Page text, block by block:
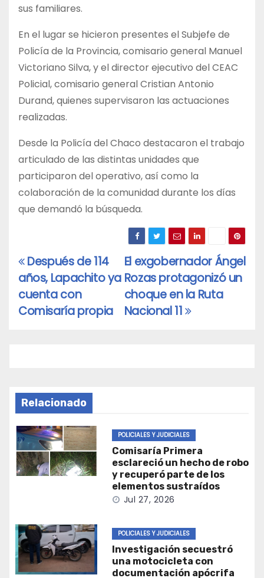
sus familiares.
En el lugar se hicieron presentes el Subjefe de
Policía de la Provincia, comisario general Manuel
Victoriano Silva, y el director ejecutivo del CEAC
Policial, comisario general Cristian Antonio
Durand, quienes supervisaron las actuaciones
realizadas.
Desde la Policía del Chaco destacaron el trabajo
articulado de las distintas unidades que
participaron del operativo, así como la
colaboración de la comunidad durante los días
que demandó la búsqueda.
Navegación
de
entradas
El exgobernador Ángel
Rozas protagonizó un
choque en la Ruta
Nacional 11
Después de 114
años, Lapachito ya
cuenta con
Comisaría propia
Relacionado
POLICIALES Y JUDICIALES
Comisaría Primera
esclareció un hecho de robo
y recuperó parte de los
elementos sustraídos
Jul 27, 2026
POLICIALES Y JUDICIALES
Investigación secuestró
una motocicleta con
documentación apócrifa